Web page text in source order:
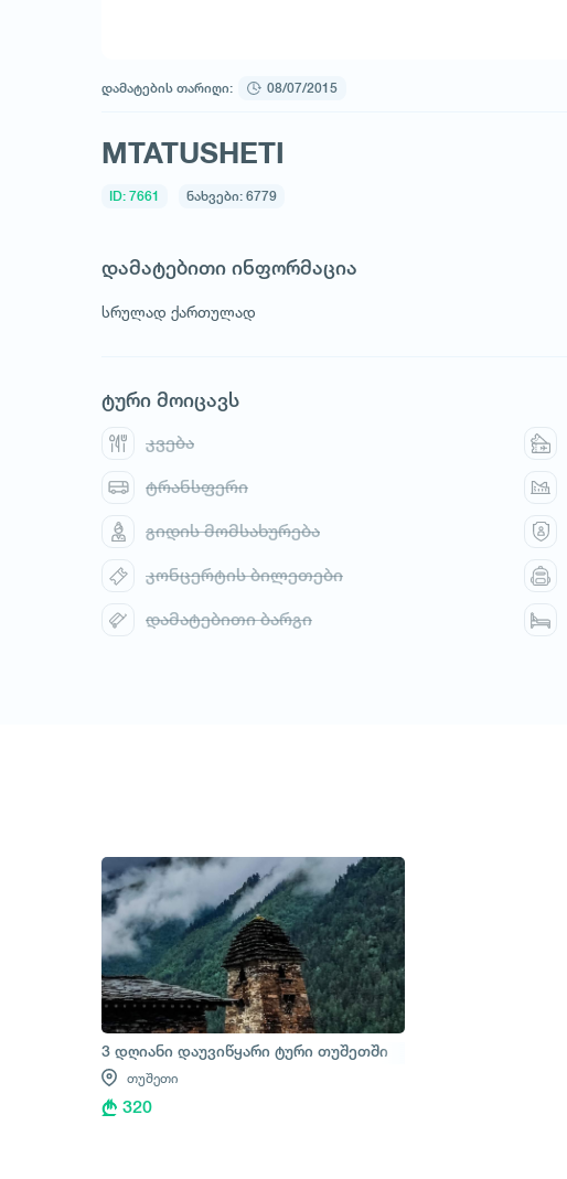
დამატების თარიღი: 08/07/2015
MTATUSHETI
ID: 7661 ნახვები: 6779
დამატებითი ინფორმაცია
სრულად ქართულად
ტური მოიცავს
კვება
ტრანსფერი
გიდის მომსახურება
კონცერტის ბილეთები
დამატებითი ბარგი
3 დღიანი დაუვიწყარი ტური თუშეთში
თუშეთი
320